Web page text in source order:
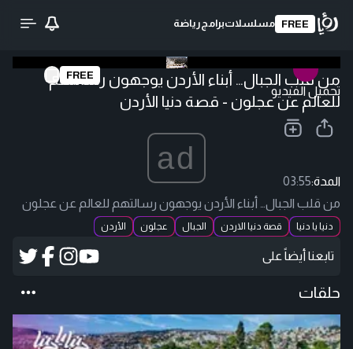
FREE مسلسلاتبرامج رياضة
تحميل الفيديو
FREE
من قلب الجبال… أبناء الأردن يوجهون رسالتهم
للعالم عن عجلون - قصة دنيا الأردن
ad
المدة:03:55
من قلب الجبال… أبناء الأردن يوجهون رسالتهم للعالم عن عجلون
دنيا يا دنيا قصة دنيا الاردن الجبال عجلون الأردن
تابعنا أيضاً على
حلقات